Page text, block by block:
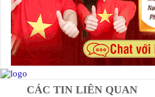
CÁC TIN LIÊN QUAN